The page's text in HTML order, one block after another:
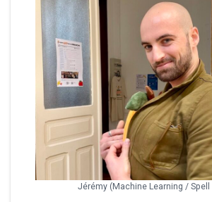
Jérémy (Machine Learning / Spell